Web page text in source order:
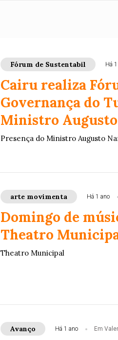
Fórum de Sustentabil Há
Cairu realiza
Governança do
Ministro Augusto
Presença do Ministro Augusto
arte movimenta Há 1 ano
Domingo de
Theatro
Theatro Municipal
Avanço Há 1 ano Em